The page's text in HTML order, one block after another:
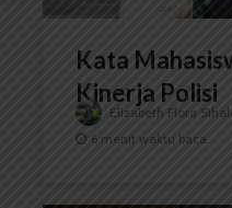
Kata
Kinerja Polisi
Elizabeth Flora
6 menit waktu baca